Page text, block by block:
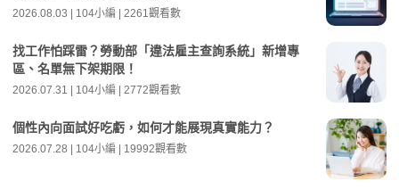
2026.08.03 | 104小編 | 2261觀看數
找工作怕踩雷？勞動部「違法雇主查詢系統」新增專
區、名單無下架期限！
2026.07.31 | 104小編 | 2772觀看數
個性內向面試好吃虧，如何才能展現真實能力？
2026.07.28 | 104小編 | 19992觀看數